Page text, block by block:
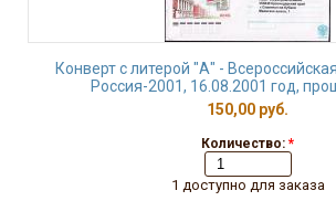
Конверт с литерой "А" -
Россия-2001, 16.08.2001 год,
150,00 руб.
Количество: *
1 доступно для заказа